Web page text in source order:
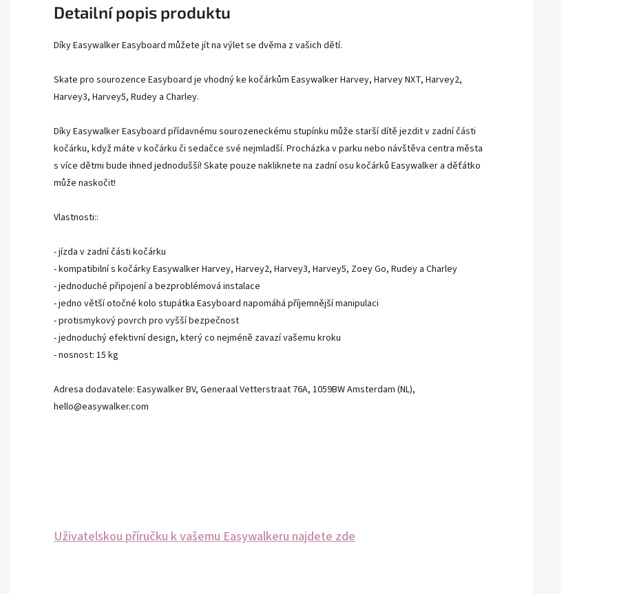
Detailní popis produktu
Díky Easywalker Easyboard můžete jít na výlet se dvěma z vašich dětí.
Skate pro sourozence Easyboard je vhodný ke kočárkům Easywalker Harvey, Harvey NXT, Harvey2,
Harvey3, Harvey5, Rudey a Charley.
Díky Easywalker Easyboard přídavnému sourozeneckému stupínku může starší dítě jezdit v zadní části
kočárku, když máte v kočárku či sedačce své nejmladší. Procházka v parku nebo návštěva centra města
s více dětmi bude ihned jednodušší! Skate pouze nakliknete na zadní osu kočárků Easywalker a děťátko
může naskočit!
Vlastnosti::
- jízda v zadní části kočárku
- kompatibilní s kočárky Easywalker Harvey, Harvey2, Harvey3, Harvey5, Zoey Go, Rudey a Charley
- jednoduché připojení a bezproblémová instalace
- jedno větší otočné kolo stupátka Easyboard napomáhá příjemnější manipulaci
- protismykový povrch pro vyšší bezpečnost
- jednoduchý efektivní design, který co nejméně zavazí vašemu kroku
- nosnost: 15 kg
Adresa dodavatele: Easywalker BV, Generaal Vetterstraat 76A, 1059BW Amsterdam (NL),
hello@easywalker.com
Uživatelskou příručku k vašemu Easywalkeru najdete zde